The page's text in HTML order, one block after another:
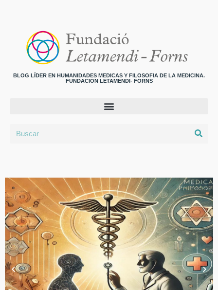
BLOG LÍDER EN HUMANIDADES MEDICAS Y FILOSOFIA DE LA MEDICINA.
FUNDACION LETAMENDI- FORNS